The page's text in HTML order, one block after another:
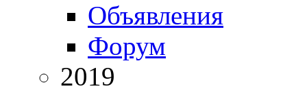
Объявления
Форум
2019